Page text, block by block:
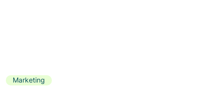
Marketing